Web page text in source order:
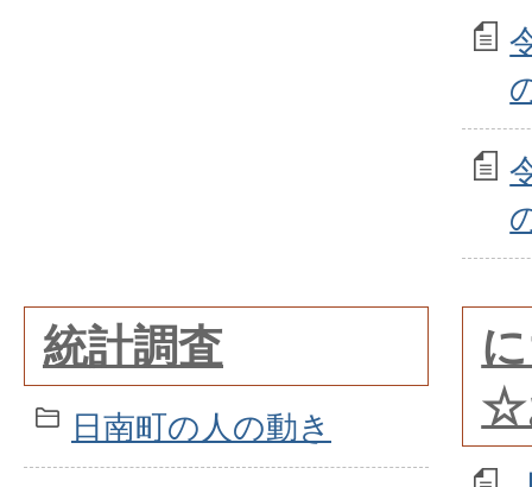
統計調査
日南町の人の動き
☆